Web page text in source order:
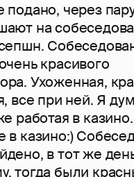
подано, через
на
красивого
Ухоженная,
все при ней. Я
работая в
в казино:)
в тот же
тогда были